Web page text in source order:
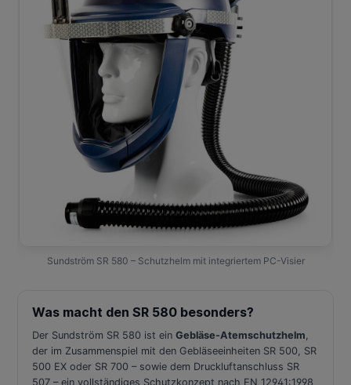
Sundström SR 580 – Schutzhelm mit integriertem PC-Visier
Was macht den SR 580 besonders?
Der Sundström SR 580 ist ein Gebläse-Atemschutzhelm,
der im Zusammenspiel mit den Gebläseeinheiten SR 500, SR
500 EX oder SR 700 – sowie dem Druckluftanschluss SR
507 – ein vollständiges Schutzkonzept nach EN 12941:1998